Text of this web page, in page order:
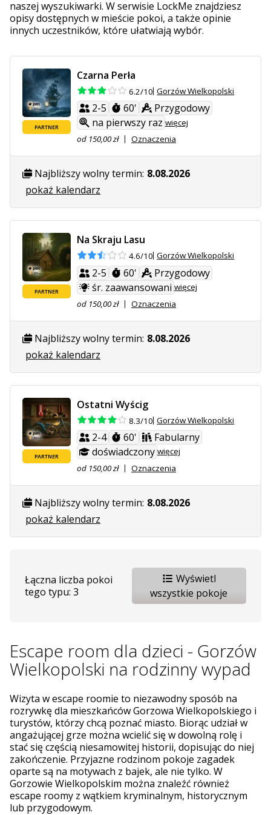
naszej wyszukiwarki. W serwisie LockMe znajdziesz
opisy dostępnych w mieście pokoi, a także opinie
innych uczestników, które ułatwiają wybór.
PARTNER
Czarna Perła
6.2/10 Gorzów Wielkopolski
2-5 60'
Przygodowy
na pierwszy raz więcej
od 150,00 zł
Oznaczenia
Najbliższy wolny termin: 8.08.2026
pokaż kalendarz
PARTNER
Na Skraju Lasu
4.6/10 Gorzów Wielkopolski
2-5 60'
Przygodowy
śr. zaawansowani więcej
od 150,00 zł
Oznaczenia
Najbliższy wolny termin: 8.08.2026
pokaż kalendarz
PARTNER
Ostatni Wyścig
8.3/10 Gorzów Wielkopolski
2-4 60'
Fabularny
doświadczony więcej
od 150,00 zł
Oznaczenia
Najbliższy wolny termin: 8.08.2026
pokaż kalendarz
Łączna liczba pokoi
tego typu: 3
Wyświetl
wszystkie pokoje
Escape room dla dzieci - Gorzów
Wielkopolski na rodzinny wypad
Wizyta w escape roomie to niezawodny sposób na
rozrywkę dla mieszkańców Gorzowa Wielkopolskiego i
turystów, którzy chcą poznać miasto. Biorąc udział w
angażującej grze można wcielić się w dowolną rolę i
stać się częścią niesamowitej historii, dopisując do niej
zakończenie. Przyjazne rodzinom pokoje zagadek
oparte są na motywach z bajek, ale nie tylko. W
Gorzowie Wielkopolskim można znaleźć również
escape roomy z wątkiem kryminalnym, historycznym
lub przygodowym.